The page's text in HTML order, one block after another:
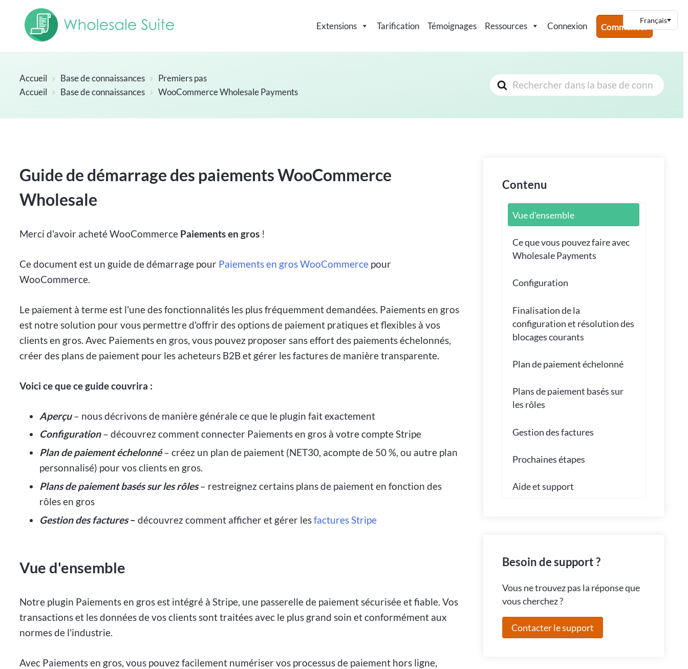
Extensions Tarification Témoignages Ressources Connexion Commencer
Rechercher
Accueil Base de connaissances
Premiers pas
Accueil
Base de connaissances WooCommerce Wholesale Payments
Guide de démarrage des paiements WooCommerce
Wholesale
Merci d'avoir acheté WooCommerce Paiements en gros !
Ce document est un guide de démarrage pour Paiements en gros WooCommerce pour
WooCommerce.
Le paiement à terme est l'une des fonctionnalités les plus fréquemment demandées. Paiements en gros
est notre solution pour vous permettre d'offrir des options de paiement pratiques et flexibles à vos
clients en gros. Avec Paiements en gros, vous pouvez proposer sans effort des paiements échelonnés,
créer des plans de paiement pour les acheteurs B2B et gérer les factures de manière transparente.
Voici ce que ce guide couvrira :
Aperçu– nous décrivons de manière générale ce que le plugin fait exactement
Configuration– découvrez comment connecter Paiements en gros à votre compte Stripe
Plan de paiement échelonné– créez un plan de paiement (NET30, acompte de 50 %, ou autre plan
personnalisé) pour vos clients en gros.
Plans de paiement basés sur les rôles– restreignez certains plans de paiement en fonction des
rôles en gros
Gestion des factures – découvrez comment afficher et gérer lesfactures Stripe
Vue d'ensemble
Notre plugin Paiements en gros est intégré à Stripe, une passerelle de paiement sécurisée et fiable. Vos
transactions et les données de vos clients sont traitées avec le plus grand soin et conformément aux
normes de l'industrie.
Avec Paiements en gros, vous pouvez facilement numériser vos processus de paiement hors ligne,
Contenu
Vue d'ensemble
Ce que vous pouvez faire avec
Wholesale Payments
Configuration
Finalisation de la
configuration et résolution des
blocages courants
Plan de paiement échelonné
Plans de paiement basés sur
les rôles
Gestion des factures
Prochaines étapes
Aide et support
Besoin de support ?
Vous ne trouvez pas la réponse que
vous cherchez ?
Contacter le support